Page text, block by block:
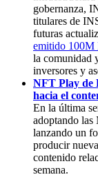
gobernanza,
titulares de
futuras
emitido 100M
la comunidad
inversores y
NFT Play de
hacia el
En la última
adoptando las
lanzando un
producir
contenido
semana.